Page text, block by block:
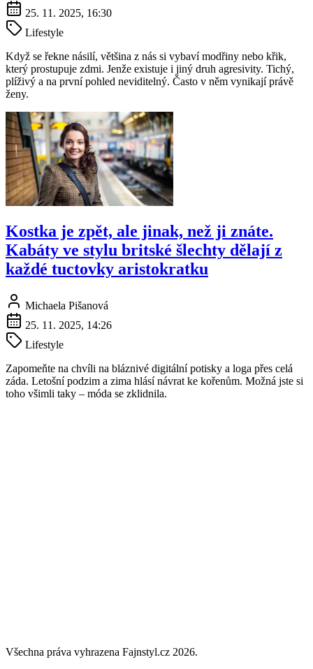
25. 11. 2025, 16:30
Lifestyle
Když se řekne násilí, většina z nás si vybaví modřiny nebo křik,
který prostupuje zdmi. Jenže existuje i jiný druh agresivity. Tichý,
plíživý a na první pohled neviditelný. Často v něm vynikají právě
ženy.
Kostka je zpět, ale jinak, než ji znáte.
Kabáty ve stylu britské šlechty dělají z
každé tuctovky aristokratku
Michaela Pišanová
25. 11. 2025, 14:26
Lifestyle
Zapomeňte na chvíli na bláznivé digitální potisky a loga přes celá
záda. Letošní podzim a zima hlásí návrat ke kořenům. Možná jste si
toho všimli taky – móda se zklidnila.
Všechna práva vyhrazena Fajnstyl.cz 2026.